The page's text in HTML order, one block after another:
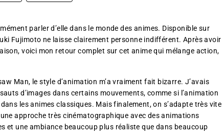
parler d’elle dans le monde des animes. Disponible sur
Fujimoto ne laisse clairement personne indifférent. Après avoir
voici mon retour complet sur cet anime qui mélange action,
Man, le style d’animation m’a vraiment fait bizarre. J’avais
d’images dans certains mouvements, comme si l’animation
les animes classiques. Mais finalement, on s’adapte très vite
approche très cinématographique avec des animations
et une ambiance beaucoup plus réaliste que dans beaucoup